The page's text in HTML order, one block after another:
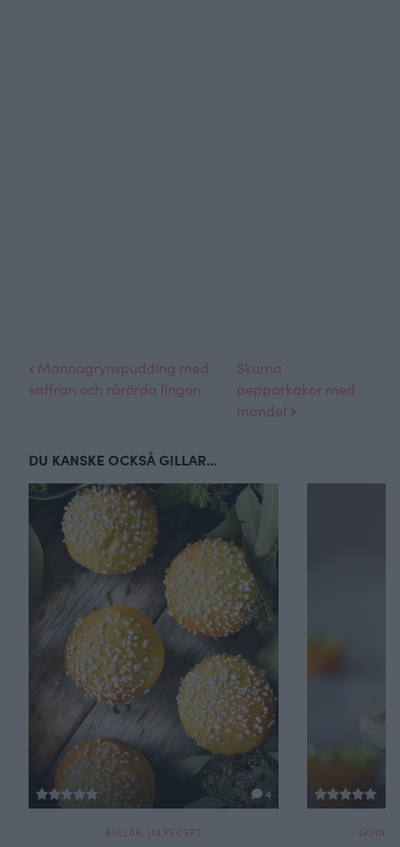
Mannagrynspudding med
saffran och rårörda lingon
Skurna
pepparkakor med
mandel
DU KANSKE OCKSÅ GILLAR...
4
GODIS, JULGODIS,JULRECEPT